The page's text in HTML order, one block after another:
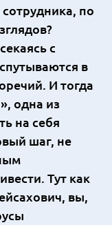
по
с
в
И тогда
одна из
на себя
шаг, не
Тут как
вы,